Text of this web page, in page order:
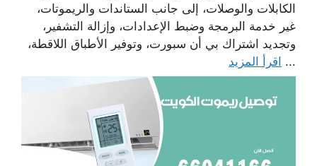
الكابلات والوصلات، إلى جانب الستاندات والريموتات،
غير خدمة البرمجة وضبط الإعدادات، وإزالة التشفير،
وتجديد اشتراك بي أن سبورت، وتوفير الأطباق اللاقطة،
... اقرأ المزيد